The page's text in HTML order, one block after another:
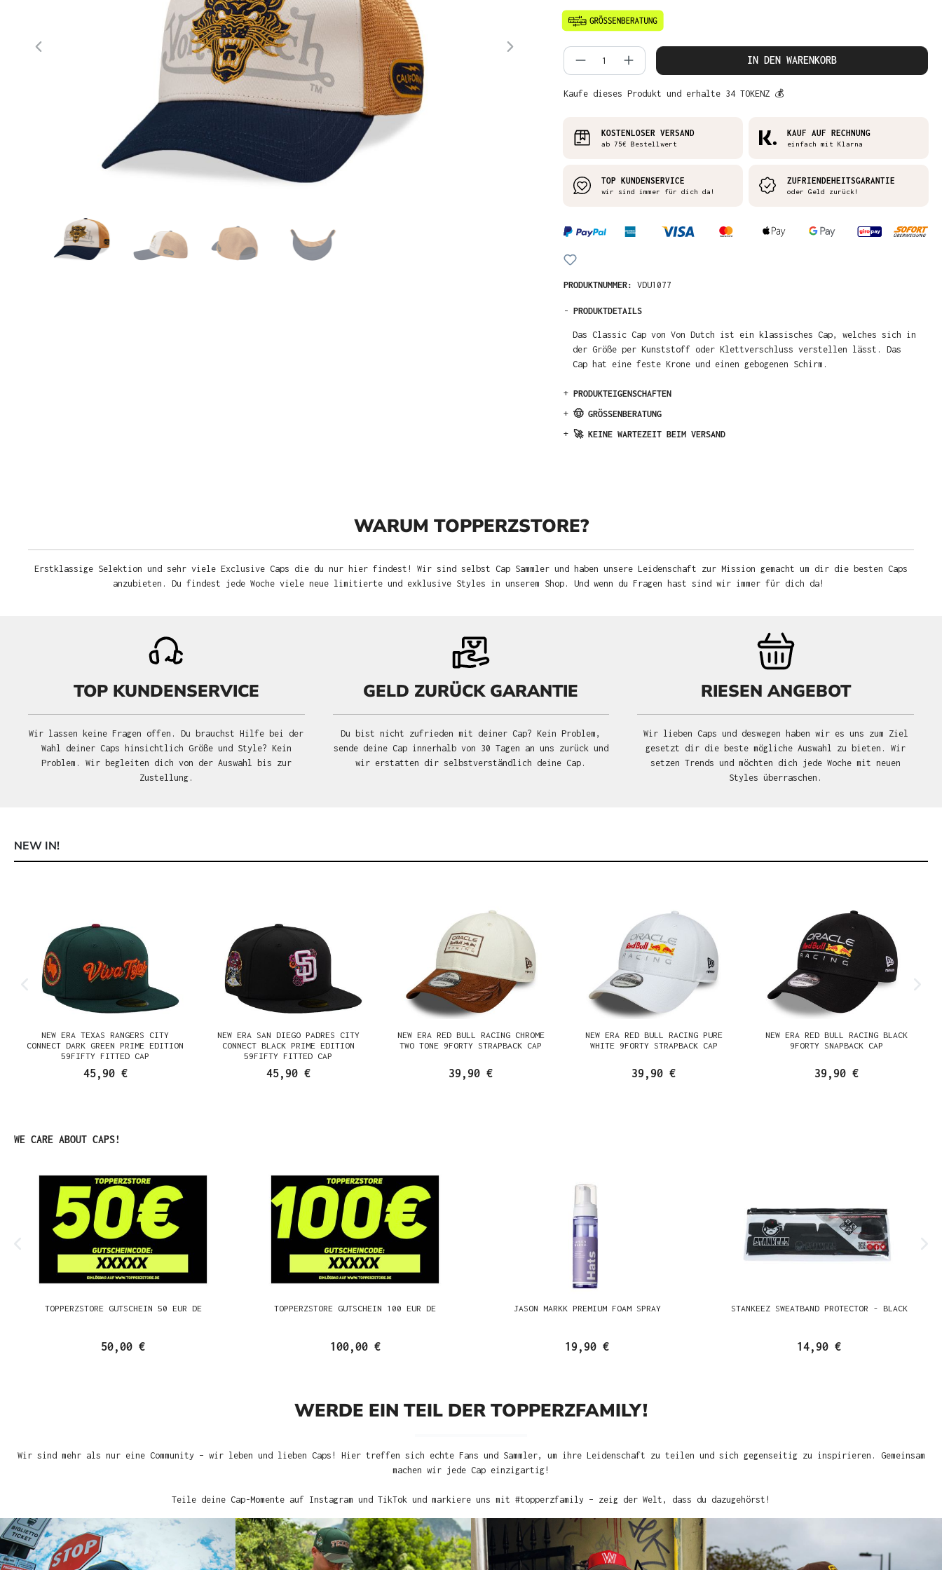
Produkt Anzahl: Gib den gewünschten Wert
IN DEN WARENKORB
Kaufe dieses Produkt und erhalte 34 TOKENZ 💰
KOSTENLOSER VERSAND
ab 75€ Bestellwert
KAUF AUF RECHNUNG
einfach mit Klarna
TOP KUNDENSERVICE
wir sind immer für dich da!
ZUFRIENDEHEITSGARANTIE
oder Geld zurück!
PRODUKTNUMMER: VDU1077
- PRODUKTDETAILS
Das Classic Cap von Von Dutch ist ein klassisches Cap, welches sich in
der Größe per Kunststoff oder Klettverschluss verstellen lässt. Das
Cap hat eine feste Krone und einen gebogenen Schirm.
+ PRODUKTEIGENSCHAFTEN
+ 🤠 GRÖSSENBERATUNG
+ 🚀 KEINE WARTEZEIT BEIM VERSAND
WARUM TOPPERZSTORE?
Erstklassige Selektion und sehr viele Exclusive Caps die du nur hier findest! Wir sind selbst Cap Sammler und haben unsere Leidenschaft zur Mission gemacht um dir die besten Caps
anzubieten. Du findest jede Woche viele neue limitierte und exklusive Styles in unserem Shop. Und wenn du Fragen hast sind wir immer für dich da!
TOP KUNDENSERVICE
Wir lassen keine Fragen offen. Du brauchst Hilfe bei der
Wahl deiner Caps hinsichtlich Größe und Style? Kein
Problem. Wir begleiten dich von der Auswahl bis zur
Zustellung.
GELD ZURÜCK GARANTIE
Du bist nicht zufrieden mit deiner Cap? Kein Problem,
sende deine Cap innerhalb von 30 Tagen an uns zurück und
wir erstatten dir selbstverständlich deine Cap.
RIESEN ANGEBOT
Wir lieben Caps und deswegen haben wir es uns zum Ziel
gesetzt dir die beste mögliche Auswahl zu bieten. Wir
setzen Trends und möchten dich jede Woche mit neuen
Styles überraschen.
NEW IN!
NEW ERA TEXAS RANGERS CITY
CONNECT DARK GREEN PRIME EDITION
59FIFTY FITTED CAP
45,90 €
NEW ERA SAN DIEGO PADRES CITY
CONNECT BLACK PRIME EDITION
59FIFTY FITTED CAP
45,90 €
NEW ERA RED BULL RACING CHROME
TWO TONE 9FORTY STRAPBACK CAP
39,90 €
NEW ERA RED BULL RACING PURE
WHITE 9FORTY STRAPBACK CAP
39,90 €
NEW ERA RED BULL RACING BLACK
9FORTY SNAPBACK CAP
39,90 €
Produktgalerie überspringen
WE CARE ABOUT CAPS!
TOPPERZSTORE GUTSCHEIN 50 EUR DE
50,00 €
TOPPERZSTORE GUTSCHEIN 100 EUR DE
100,00 €
JASON MARKK PREMIUM FOAM SPRAY
19,90 €
STANKEEZ SWEATBAND PROTECTOR - BLACK
14,90 €
WERDE EIN TEIL DER TOPPERZFAMILY!
Wir sind mehr als nur eine Community – wir leben und lieben Caps! Hier treffen sich echte Fans und Sammler, um ihre Leidenschaft zu teilen und sich gegenseitig zu inspirieren. Gemeinsam
machen wir jede Cap einzigartig!
Teile deine Cap-Momente auf Instagram und TikTok und markiere uns mit #topperzfamily – zeig der Welt, dass du dazugehörst!